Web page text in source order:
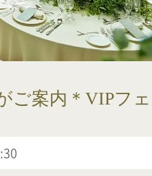
ご案内＊VIPフ